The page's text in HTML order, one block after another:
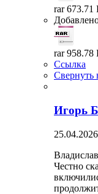
rar 673.71
rar 958.78
Ссылка
Свернуть
Игорь
Честно